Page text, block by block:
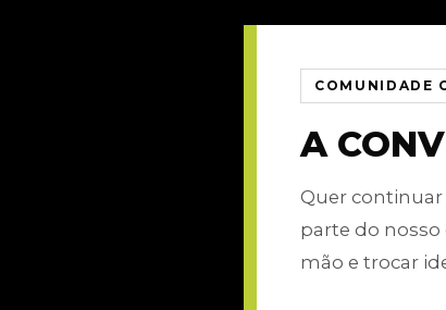
COMUNIDADE
A
Quer
parte do
mão e trocar